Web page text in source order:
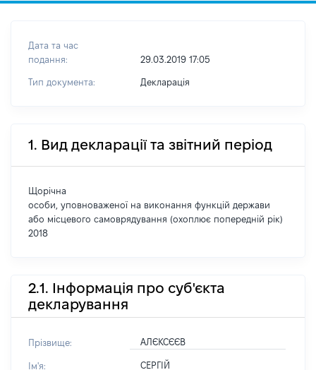
Дата та час
подання:
29.03.2019 17:05
Тип документа: Декларація
1. Вид декларації та звітний період
Щорічна
особи, уповноваженої на виконання функцій держави
або місцевого самоврядування (охоплює попередній рік)
2018
2.1. Інформація про суб'єкта
декларування
Прізвище: АЛЄКСЄЄВ
Ім'я: СЕРГІЙ